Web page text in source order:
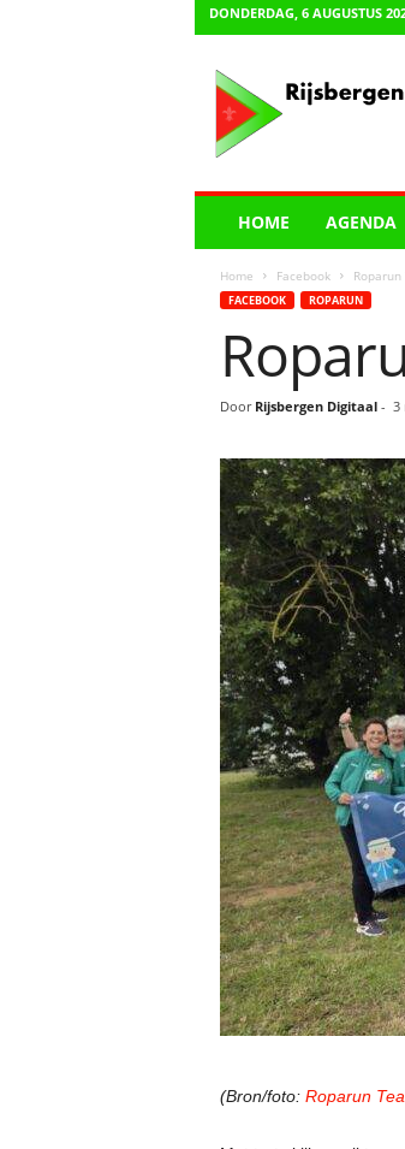
DONDERDAG, 6 AUGUSTUS
HOME AGENDA
Home Facebook
FACEBOOK ROPARUN
Door Rijsbergen Digitaal- 3
(Bron/foto:Roparun